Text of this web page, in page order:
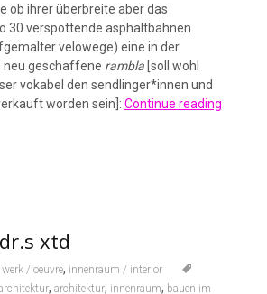
ob ihrer überbreite aber das
30 verspottende asphaltbahnen
velowege) eine in der
geschaffene rambla[soll wohl
vokabel den sendlinger*innen und
worden sein]: Continue reading
xtd
werk / oeuvre, innenraum / interior
, architektur, innenraum, bauen im